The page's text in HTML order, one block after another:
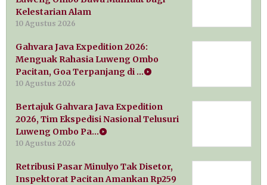
Kelestarian Alam
10 Agustus 2026
Gahvara Java Expedition 2026:
Menguak Rahasia Luweng Ombo
Pacitan, Goa Terpanjang di …
10 Agustus 2026
Bertajuk Gahvara Java Expedition
2026, Tim Ekspedisi Nasional Telusuri
Luweng Ombo Pa…
10 Agustus 2026
Retribusi Pasar Minulyo Tak Disetor,
Inspektorat Pacitan Amankan Rp259